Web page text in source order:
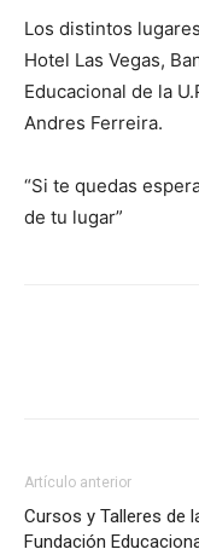
Los distintos
Hotel Las Vegas,
Educacional de la
Andres Ferreira.
“Si te quedas
de tu lugar”
Artículo anterior
Cursos y Talleres de
Fundación